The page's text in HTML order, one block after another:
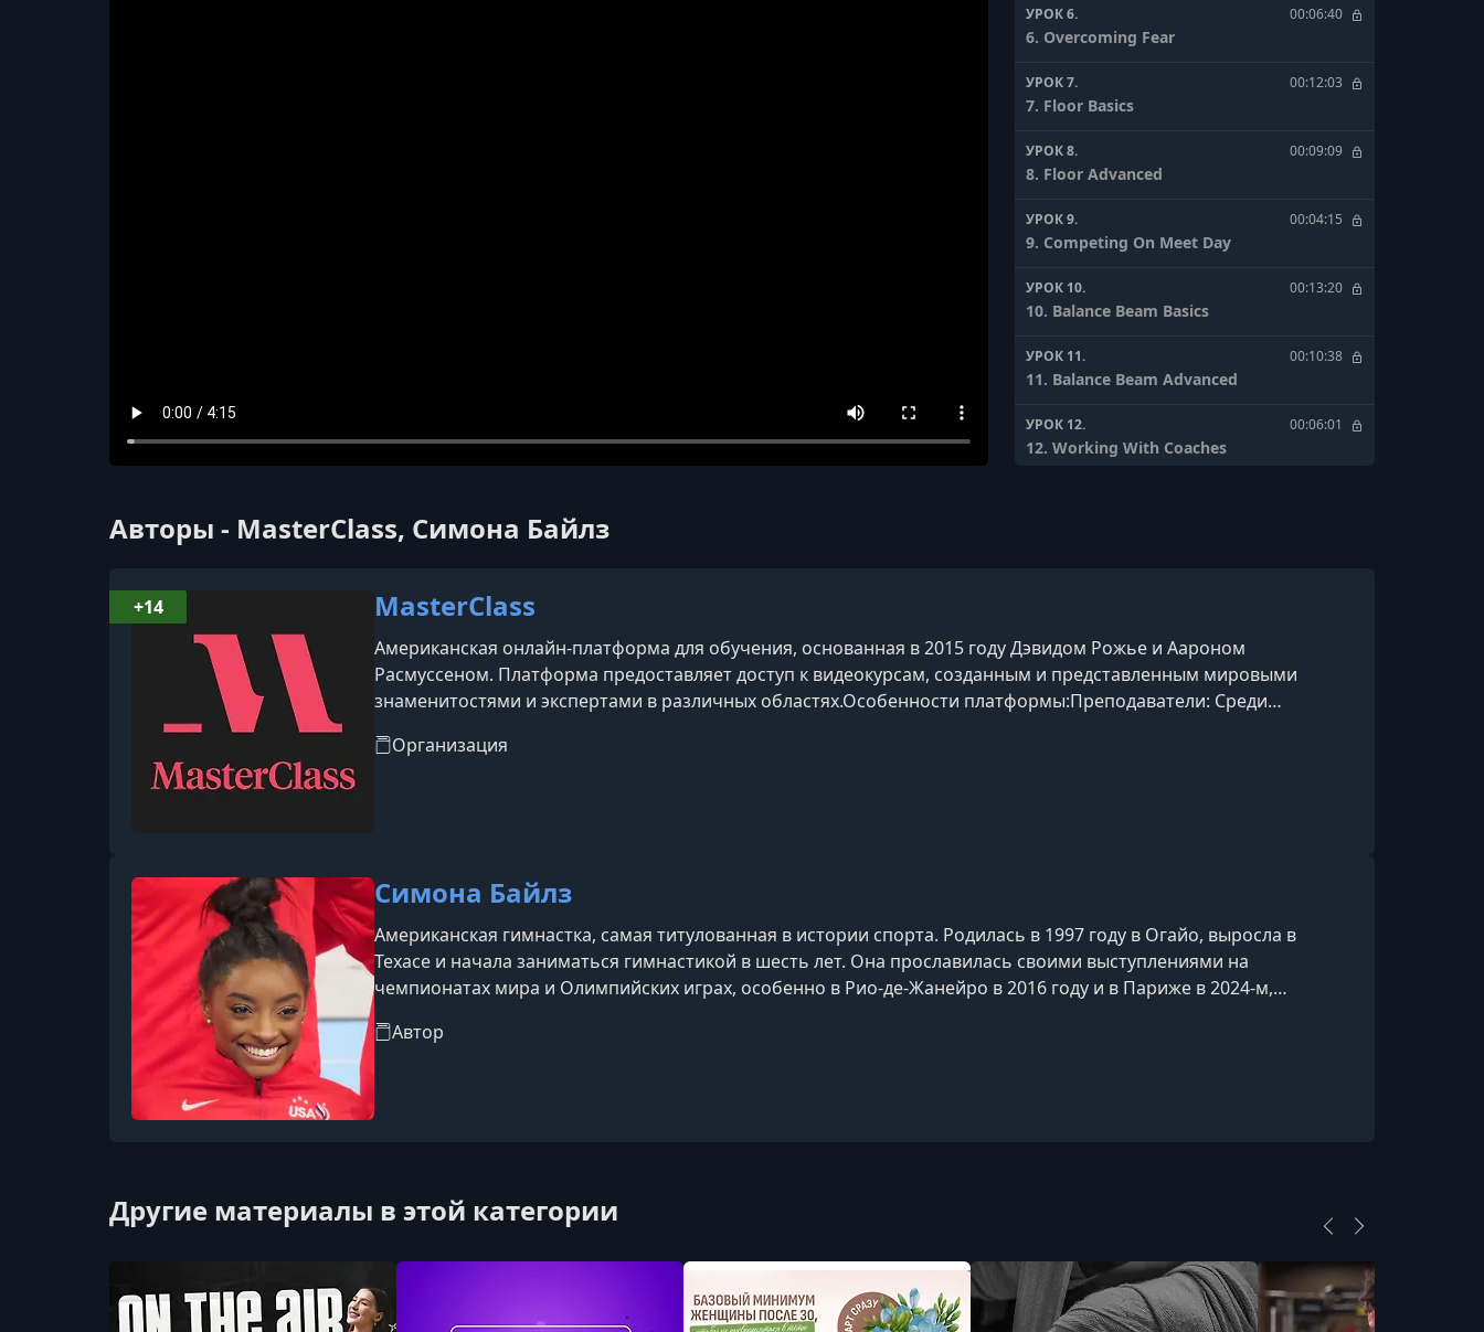
УРОК 6. 00:06:40
6. Overcoming Fear
УРОК 7. 00:12:03
7. Floor Basics
УРОК 8. 00:09:09
8. Floor Advanced
УРОК 9. 00:04:15
9. Competing On Meet Day
УРОК 10. 00:13:20
10. Balance Beam Basics
УРОК 11. 00:10:38
11. Balance Beam Advanced
УРОК 12. 00:06:01
12. Working With Coaches
15. Playback Studying Simone's Meets On
Vaults
Авторы - MasterClass, Симона Байлз
MasterClass
Американская онлайн-платформа для обучения, основанная в 2015 году Дэвидом Рожье и Аароном
Расмуссеном. Платформа предоставляет доступ к видеокурсам, созданным и представленным мировыми
знаменитостями и экспертами в различных областях.​Особенности платформы:Преподаватели: Среди
Мартин Скорсезе (кинорежиссура), Серена Уильямс (теннис), Ханс Циммер
Организация
+14
Симона Байлз
Американская гимнастка, самая титулованная в истории спорта. Родилась в 1997 году в Огайо, выросла в
Техасе и начала заниматься гимнастикой в шесть лет. Она прославилась своими выступлениями на
чемпионатах мира и Олимпийских играх, особенно в Рио-де-Жанейро в 2016 году и в Париже в 2024-м,
здоровьем, став символом силы и осознанности в спорте.
Автор
Другие материалы в этой категории